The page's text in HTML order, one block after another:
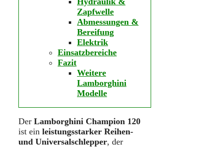
Zapfwelle
Abmessungen &
Bereifung
Elektrik
Einsatzbereiche
Fazit
Weitere
Lamborghini
Modelle
Der Lamborghini Champion 120
ist ein leistungsstarker Reihen-
und Universalschlepper, der